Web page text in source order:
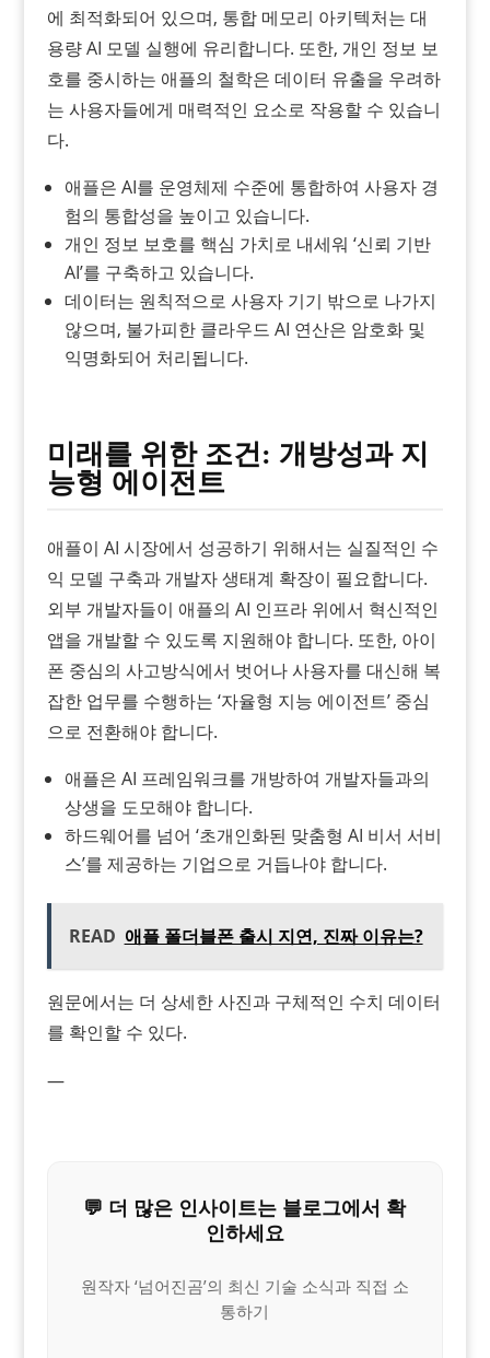
에 최적화되어 있으며, 통합 메모리 아키텍처는 대
용량 AI 모델 실행에 유리합니다. 또한, 개인 정보 보
호를 중시하는 애플의 철학은 데이터 유출을 우려하
는 사용자들에게 매력적인 요소로 작용할 수 있습니
다.
애플은 AI를 운영체제 수준에 통합하여 사용자 경
험의 통합성을 높이고 있습니다.
개인 정보 보호를 핵심 가치로 내세워 ‘신뢰 기반
AI’를 구축하고 있습니다.
데이터는 원칙적으로 사용자 기기 밖으로 나가지
않으며, 불가피한 클라우드 AI 연산은 암호화 및
익명화되어 처리됩니다.
미래를 위한 조건: 개방성과 지
능형 에이전트
애플이 AI 시장에서 성공하기 위해서는 실질적인 수
익 모델 구축과 개발자 생태계 확장이 필요합니다.
외부 개발자들이 애플의 AI 인프라 위에서 혁신적인
앱을 개발할 수 있도록 지원해야 합니다. 또한, 아이
폰 중심의 사고방식에서 벗어나 사용자를 대신해 복
잡한 업무를 수행하는 ‘자율형 지능 에이전트’ 중심
으로 전환해야 합니다.
애플은 AI 프레임워크를 개방하여 개발자들과의
상생을 도모해야 합니다.
하드웨어를 넘어 ‘초개인화된 맞춤형 AI 비서 서비
스’를 제공하는 기업으로 거듭나야 합니다.
READ 애플 폴더블폰 출시 지연, 진짜 이유는?
원문에서는 더 상세한 사진과 구체적인 수치 데이터
를 확인할 수 있다.
—
💬 더 많은 인사이트는 블로그에서 확
인하세요
원작자 ‘넘어진곰’의 최신 기술 소식과 직접 소
통하기